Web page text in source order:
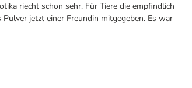
riecht schon sehr. Für Tiere die empfindlich
jetzt einer Freundin mitgegeben. Es war